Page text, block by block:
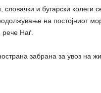
словачки и бугарски колеги
на постојниот
Наѓ.
забрана за увоз на